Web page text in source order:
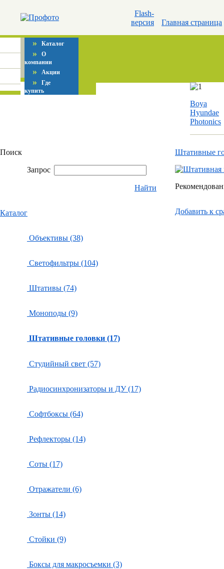
Flash-
версия
Главная страница
» Каталог
» О
компании
» Акции
» Где
купить
Boya
Hyundae
Photonics
Поиск
Запрос
Найти
Каталог
Объективы (38)
Светофильтры (104)
Штативы (74)
Моноподы (9)
Штативные головки (17)
Студийный свет (57)
Радиосинхронизаторы и ДУ (17)
Софтбоксы (64)
Рефлекторы (14)
Соты (17)
Отражатели (6)
Зонты (14)
Стойки (9)
Боксы для макросъемки (3)
Штативные
Добавить к